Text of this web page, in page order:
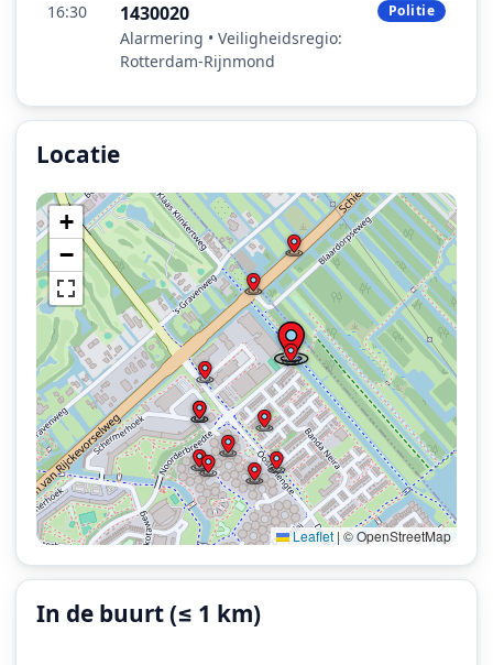
16:30 1430020
Alarmering • Veiligheidsregio:
Rotterdam-Rijnmond
Politie
Locatie
+
−
Leaflet |© OpenStreetMap
Locatie van het incident: Noorderbreedte, Capelle aan
In de buurt (≤ 1 km)